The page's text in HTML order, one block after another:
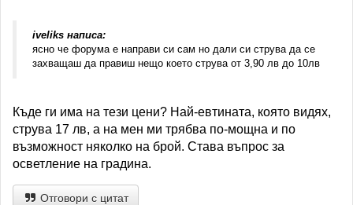
iveliks написа:
ясно че форума е направи си сам но дали си струва да се
захващаш да правиш нещо което струва от 3,90 лв до 10лв
Къде ги има на тези цени? Най-евтината, която видях,
струва 17 лв, а на мен ми трябва по-мощна и по
възможност няколко на брой. Става въпрос за
осветление на градина.
Отговори с цитат